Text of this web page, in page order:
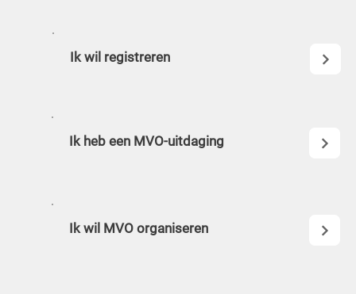
Ik wil registreren
Ik heb een MVO-uitdaging
Ik wil MVO organiseren